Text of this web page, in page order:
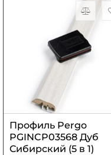
Профиль Pergo
PGINCP03568 Дуб
Сибирский (5 в 1)